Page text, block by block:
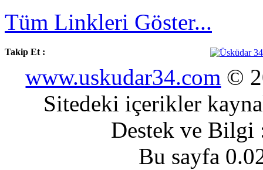
Tüm Linkleri Göster...
Takip Et :
www.uskudar34.com ©
Sitedeki içerikler
Destek ve
Bu sayfa